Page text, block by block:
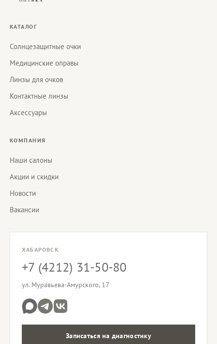
КАТАЛОГ
Солнцезащитные очки
Медицинские оправы
Линзы для очков
Контактные линзы
Аксессуары
КОМПАНИЯ
Наши салоны
Акции и скидки
Новости
Вакансии
ХАБАРОВСК
+7 (4212) 31-50-80
ул. Муравьева-Амурского, 17
Записаться на диагностику